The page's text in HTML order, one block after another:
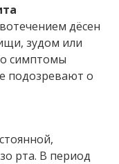
дёсен
зудом или
симптомы
подозревают о
рта. В период